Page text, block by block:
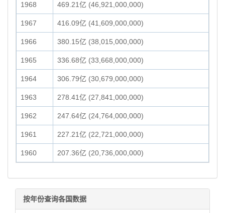
1968 469.21亿 (46,921,000,000)
1967 416.09亿 (41,609,000,000)
1966 380.15亿 (38,015,000,000)
1965 336.68亿 (33,668,000,000)
1964 306.79亿 (30,679,000,000)
1963 278.41亿 (27,841,000,000)
1962 247.64亿 (24,764,000,000)
1961 227.21亿 (22,721,000,000)
1960 207.36亿 (20,736,000,000)
按年份查询各国数据